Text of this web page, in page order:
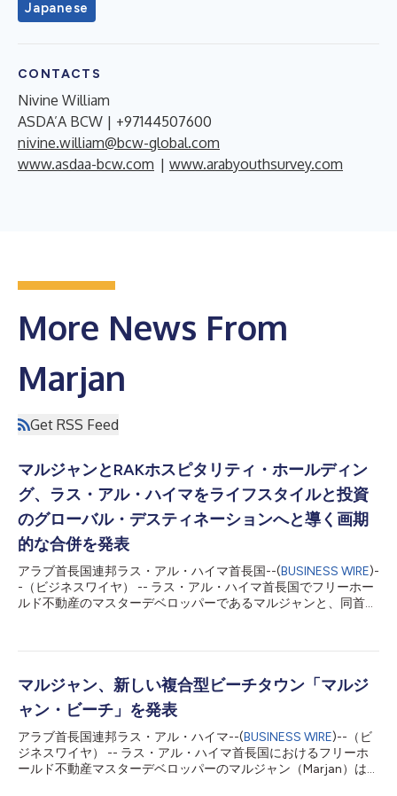
Japanese
CONTACTS
Nivine William
ASDA’A BCW | +97144507600
nivine.william@bcw-global.com
www.asdaa-bcw.com | www.arabyouthsurvey.com
More News From
Marjan
Get RSS Feed
マルジャンとRAKホスピタリティ・ホールディン
グ、ラス・アル・ハイマをライフスタイルと投資
のグローバル・デスティネーションへと導く画期
的な合併を発表
アラブ首長国連邦ラス・アル・ハイマ首長国--(BUSINESS WIRE)-
-（ビジネスワイヤ） -- ラス・アル・ハイマ首長国でフリーホー
ルド不動産のマスターデベロッパーであるマルジャンと、同首長
設立する画期的な戦略的合併を発表しました。 この合併によ
が融合し、将来を見据えたダイナミックな組織が誕生します。マ
ルジャンは、不動産開発、ホスピタリティ事業、ライフスタイル
体験を1つの枠組みの下に統合し、UAE最大級の不動産デベロッ
パーとして、北部首長国を代表するマスターデベロッパーの地位
を確立します。 マルジャン会長のシェイク・アハメド・ビン・
サウード・ビン・サクル・アル・カーシミー殿下 ,は、合併の発
表に際し次のように述べました。「RAKビジョン2030は、首長
マルジャン、新しい複合型ビーチタウン「マルジ
ャン・ビーチ」を発表
アラブ首長国連邦ラス・アル・ハイマ--(BUSINESS WIRE)--（ビ
ジネスワイヤ） -- ラス・アル・ハイマ首長国におけるフリーホ
ールド不動産マスターデベロッパーのマルジャン（Marjan）は、